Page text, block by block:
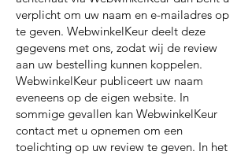
verplicht om uw naam en e-mailadres op
te geven. WebwinkelKeur deelt deze
gegevens met ons, zodat wij de review
aan uw bestelling kunnen koppelen.
WebwinkelKeur publiceert uw naam
eveneens op de eigen website. In
sommige gevallen kan WebwinkelKeur
contact met u opnemen om een
toelichting op uw review te geven. In het